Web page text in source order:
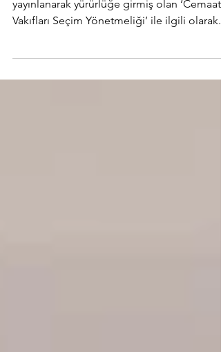
18 Haziran 2022 tarihli Resmi Gazete’de
yayınlanarak yürürlüğe girmiş olan ‘Cemaat